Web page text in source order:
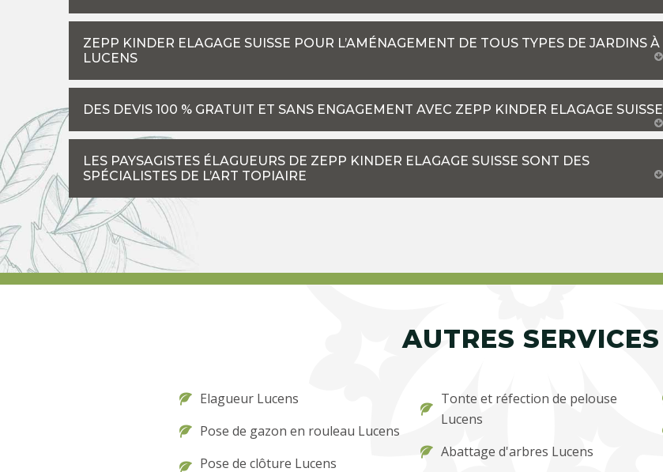
ZEPP KINDER ELAGAGE SUISSE POUR L’AMÉNAGEMENT DE TOUS TYPES DE JARDINS À
LUCENS
DES DEVIS 100 % GRATUIT ET SANS ENGAGEMENT AVEC ZEPP KINDER ELAGAGE SUISSE
LES PAYSAGISTES ÉLAGUEURS DE ZEPP KINDER ELAGAGE SUISSE SONT DES
SPÉCIALISTES DE L’ART TOPIAIRE
AUTRES SERVICES
Elagueur Lucens
Pose de gazon en rouleau Lucens
Pose de clôture Lucens
Tonte et réfection de pelouse
Lucens
Abattage d'arbres Lucens